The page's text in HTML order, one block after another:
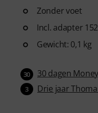
Zonder voet
Incl. adapter
Gewicht: 0,1 kg
30 30 dagen
3 Drie jaar